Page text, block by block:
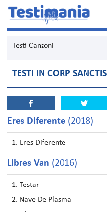
Testi Canzoni
TESTI IN CORP SANCTIS
Eres Diferente (2018)
Eres Diferente
Libres Van (2016)
Testar
Nave De Plasma